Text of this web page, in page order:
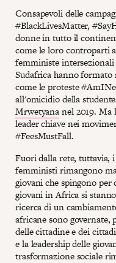
Consapevoli delle
#BlackLivesMatter,
donne in tutto il
come le loro controparti
femministe
Sudafrica hanno formato
come le proteste
all'omicidio della
Mrwetyananel 2019. Ma
leader chiave nei
#FeesMustFall.
Fuori dalla rete, tuttavia,
femministi rimangono
giovani che spingono
giovani in Africa si
ricerca di un
africane sono governate,
delle cittadine e dei
e la leadership delle
trasformazione sociale